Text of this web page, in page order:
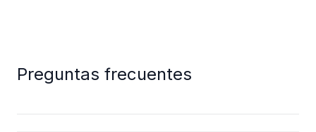
Preguntas frecuentes